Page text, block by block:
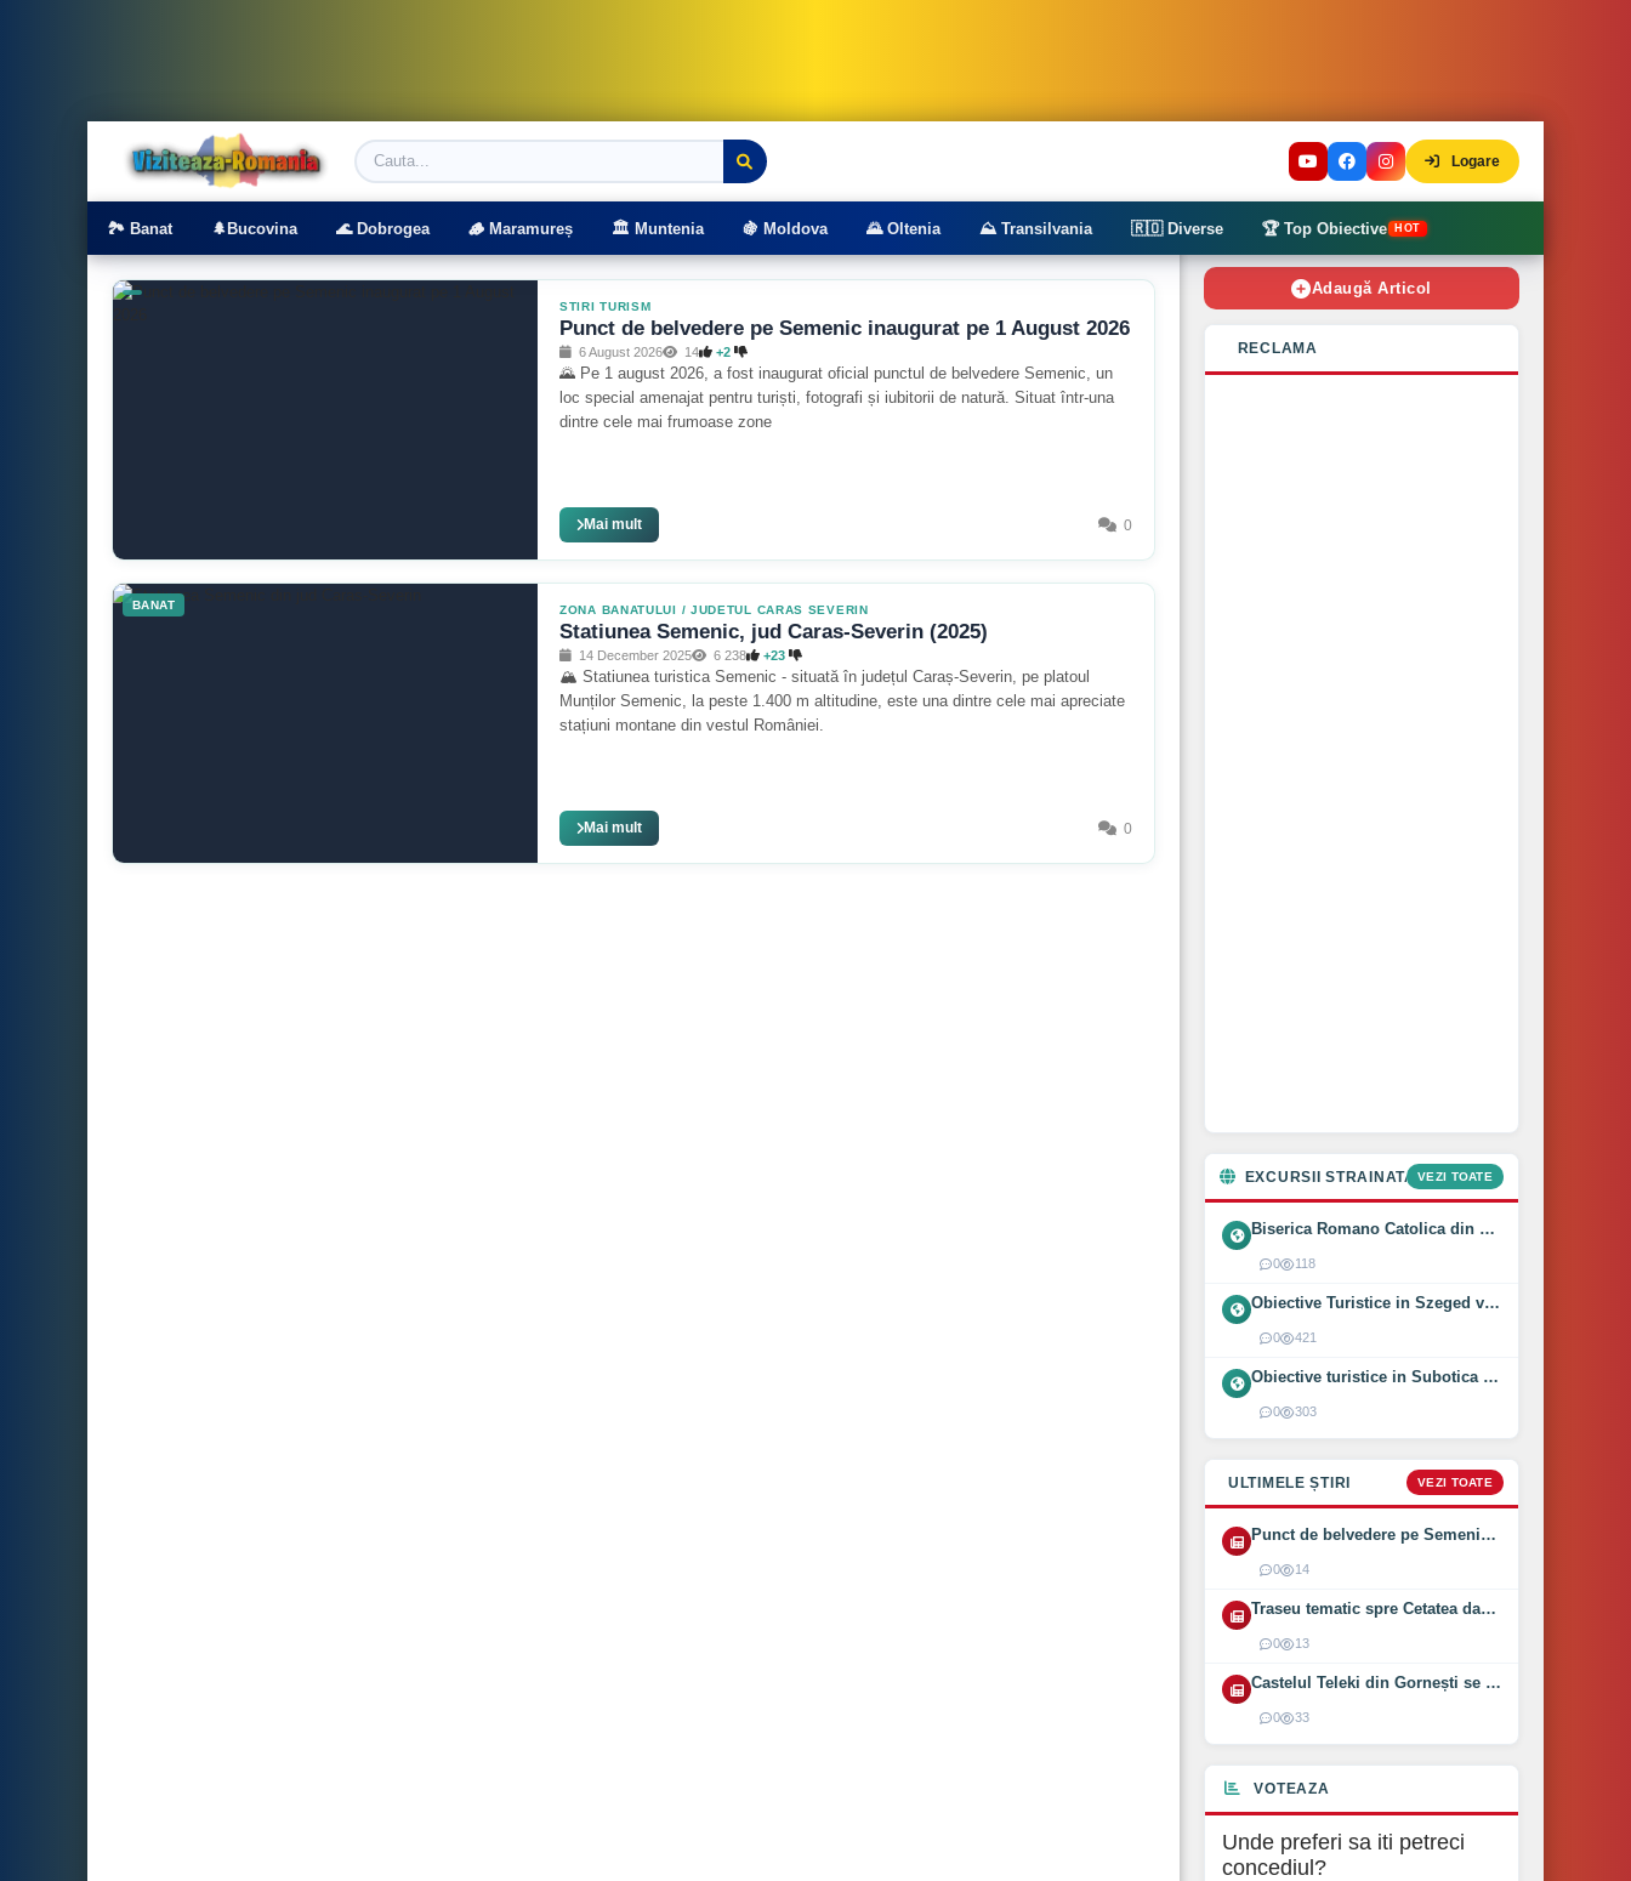
Viziteaza Romania | Obiective Turistice | Trasee montane
Logare
🏞️ Banat 🌲Bucovina 🌊 Dobrogea 🪵 Maramureș 🏛️ Muntenia 🍇 Moldova 🌄 Oltenia ⛰️ Transilvania 🇷🇴 Diverse 🏆 Top Obiective HOT
STIRI TURISM
Punct de belvedere pe Semenic inaugurat pe 1 August 2026
6 August 2026 14 +2
🌄 Pe 1 august 2026, a fost inaugurat oficial punctul de belvedere Semenic, un
loc special amenajat pentru turiști, fotografi și iubitorii de natură. Situat într‑una
dintre cele mai frumoase zone
Mai mult 0
BANAT ZONA BANATULUI / JUDETUL CARAS SEVERIN
Statiunea Semenic, jud Caras-Severin (2025)
14 December 2025 6 238 +23
🏔️ Statiunea turistica Semenic - situată în județul Caraș-Severin, pe platoul
Munților Semenic, la peste 1.400 m altitudine, este una dintre cele mai apreciate
stațiuni montane din vestul României.
Mai mult 0
Adaugă Articol
RECLAMA
EXCURSII STRAINATATEVEZI TOATE
Biserica Romano Catolica din Óföldeák, Ungaria (2025)
0 118
Obiective Turistice in Szeged vizitate intr-o zi (2024)
0 421
Obiective turistice in Subotica vizitate intr-o zi (2024)
0 303
ULTIMELE ȘTIRI VEZI TOATE
Punct de belvedere pe Semenic inaugurat pe 1 August 2026
0 14
Traseu tematic spre Cetatea dacică Bănița deschis (2026)
0 13
Castelul Teleki din Gornești se redeschide pe 1 august 2026
0 33
VOTEAZA
Unde preferi sa iti petreci
concediul?